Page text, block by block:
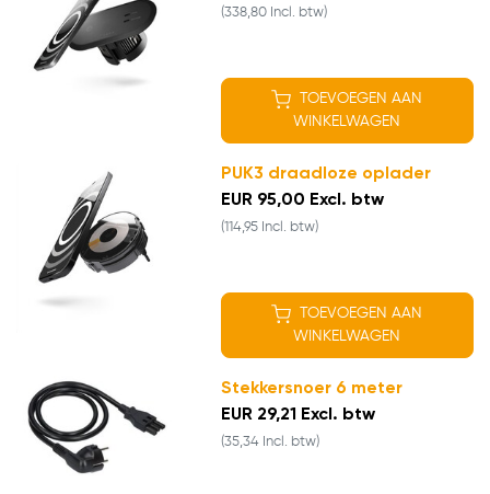
(338,80 Incl. btw)
TOEVOEGEN AAN
WINKELWAGEN
PUK3 draadloze oplader
EUR 95,00 Excl. btw
(114,95 Incl. btw)
TOEVOEGEN AAN
WINKELWAGEN
Stekkersnoer 6 meter
EUR 29,21 Excl. btw
(35,34 Incl. btw)